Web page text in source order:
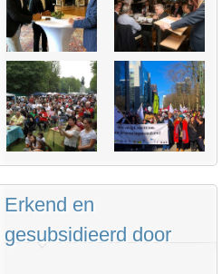
Erkend en
gesubsidieerd door